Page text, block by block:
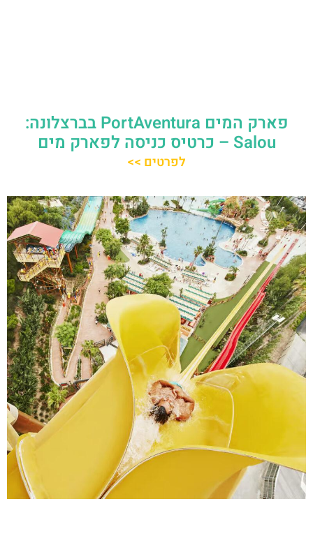
פארק המים PortAventura בברצלונה:
Salou – כרטיס כניסה לפארק מים
לפרטים >>